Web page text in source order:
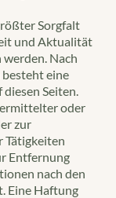
Sorgfalt
und Aktualität
Nach
eine
Seiten.
oder
zur
Tätigkeiten
Entfernung
nach den
Eine Haftung